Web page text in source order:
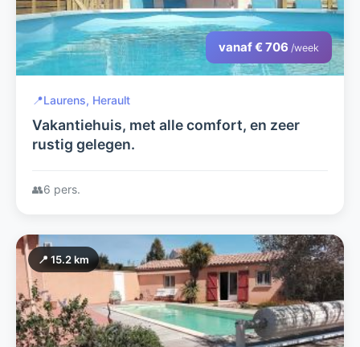
vanaf € 706 /week
📍Laurens, Herault
Vakantiehuis, met alle comfort, en zeer
rustig gelegen.
👥6 pers.
📍 15.2 km